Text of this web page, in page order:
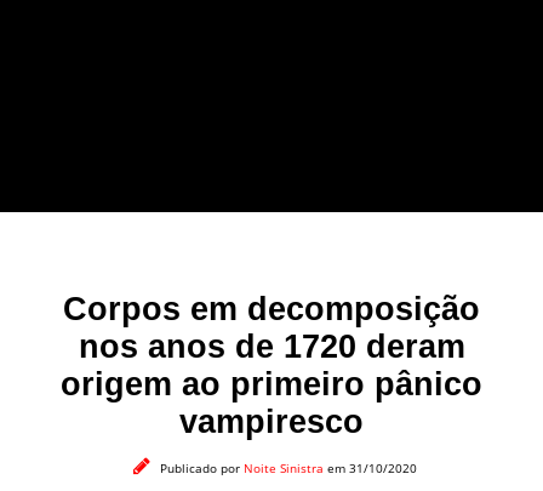
Corpos em decomposição
nos anos de 1720 deram
origem ao primeiro pânico
vampiresco
Publicado por Noite Sinistra em 31/10/2020